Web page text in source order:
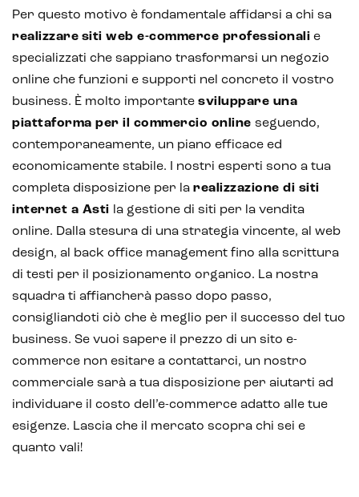
Per questo motivo è fondamentale affidarsi a chi sa
realizzare siti web e-commerce professionali e
specializzati che sappiano trasformarsi un negozio
online che funzioni e supporti nel concreto il vostro
business. È molto importante sviluppare una
piattaforma per il commercio online seguendo,
contemporaneamente, un piano efficace ed
economicamente stabile. I nostri esperti sono a tua
completa disposizione per la realizzazione di siti
internet a Asti la gestione di siti per la vendita
online. Dalla stesura di una strategia vincente, al web
design, al back office management fino alla scrittura
di testi per il posizionamento organico. La nostra
squadra ti affiancherà passo dopo passo,
consigliandoti ciò che è meglio per il successo del tuo
business. Se vuoi sapere il prezzo di un sito e-
commerce non esitare a contattarci, un nostro
commerciale sarà a tua disposizione per aiutarti ad
individuare il costo dell’e-commerce adatto alle tue
esigenze. Lascia che il mercato scopra chi sei e
quanto vali!